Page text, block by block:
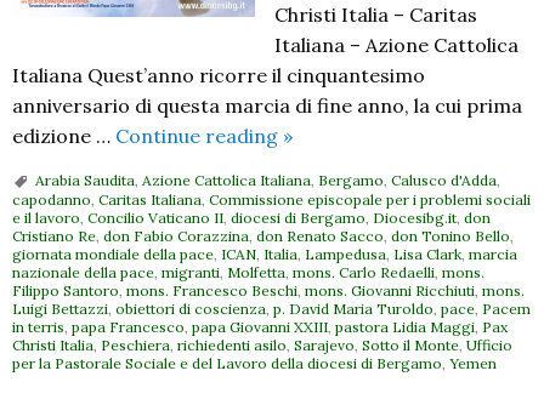
Christi Italia – ​Caritas
Italiana – ​Azione Cattolica
Italiana Quest’anno ricorre il cinquantesimo
anniversario di questa marcia di fine anno, la cui prima
edizione … Continue reading 31
–
Bergamo
accoglie
la
Marcia
della
Pace
»
Arabia Saudita Azione Cattolica Italiana Bergamo Calusco d'Adda
capodanno Caritas Italiana Commissione episcopale per i problemi sociali
e il lavoro Concilio Vaticano II diocesi di Bergamo Diocesibg.it, don
Cristiano Re don Fabio Corazzina don Renato Sacco don Tonino Bello
giornata mondiale della pace ICAN Italia Lampedusa Lisa Clark marcia
nazionale della pace migranti Molfetta mons. Carlo Redaelli mons.
Filippo Santoro mons. Francesco Beschi mons. Giovanni Ricchiuti mons.
Luigi Bettazzi obiettori di coscienza p. David Maria Turoldo pace Pacem
in terris papa Francesco papa Giovanni XXIII pastora Lidia Maggi Pax
Christi Italia Peschiera richiedenti asilo Sarajevo Sotto il Monte Ufficio
per la Pastorale Sociale e del Lavoro della diocesi di Bergamo Yemen